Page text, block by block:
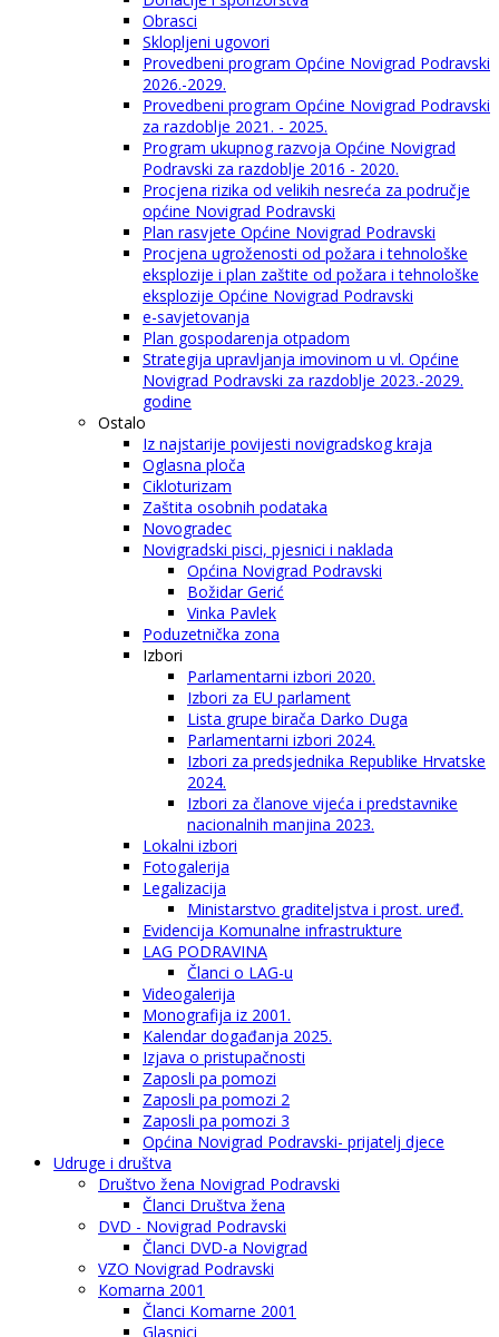
Obrasci
Sklopljeni ugovori
Provedbeni program Općine Novigrad Podravski
2026.-2029.
Provedbeni program Općine Novigrad Podravski
za razdoblje 2021. - 2025.
Program ukupnog razvoja Općine Novigrad
Podravski za razdoblje 2016 - 2020.
Procjena rizika od velikih nesreća za područje
općine Novigrad Podravski
Plan rasvjete Općine Novigrad Podravski
Procjena ugroženosti od požara i tehnološke
eksplozije i plan zaštite od požara i tehnološke
eksplozije Općine Novigrad Podravski
e-savjetovanja
Plan gospodarenja otpadom
Strategija upravljanja imovinom u vl. Općine
Novigrad Podravski za razdoblje 2023.-2029.
godine
Ostalo
Iz najstarije povijesti novigradskog kraja
Oglasna ploča
Cikloturizam
Zaštita osobnih podataka
Novogradec
Novigradski pisci, pjesnici i naklada
Općina Novigrad Podravski
Božidar Gerić
Vinka Pavlek
Poduzetnička zona
Izbori
Parlamentarni izbori 2020.
Izbori za EU parlament
Lista grupe birača Darko Duga
Parlamentarni izbori 2024.
Izbori za predsjednika Republike Hrvatske
2024.
Izbori za članove vijeća i predstavnike
nacionalnih manjina 2023.
Lokalni izbori
Fotogalerija
Legalizacija
Ministarstvo graditeljstva i prost. uređ.
Evidencija Komunalne infrastrukture
LAG PODRAVINA
Članci o LAG-u
Videogalerija
Monografija iz 2001.
Kalendar događanja 2025.
Izjava o pristupačnosti
Zaposli pa pomozi
Zaposli pa pomozi 2
Zaposli pa pomozi 3
Općina Novigrad Podravski- prijatelj djece
Udruge i društva
Društvo žena Novigrad Podravski
Članci Društva žena
DVD - Novigrad Podravski
Članci DVD-a Novigrad
VZO Novigrad Podravski
Komarna 2001
Članci Komarne 2001
Glasnici